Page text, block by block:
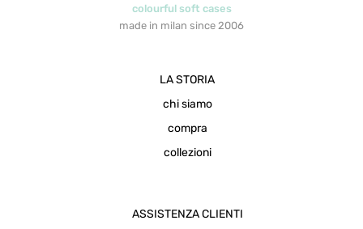
colourful soft cases
made in milan since 2006
LA STORIA
chi siamo
compra
collezioni
ASSISTENZA CLIENTI